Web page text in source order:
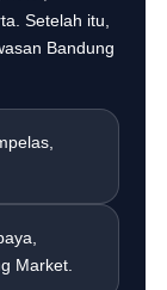
Setelah itu,
Bandung
Market.